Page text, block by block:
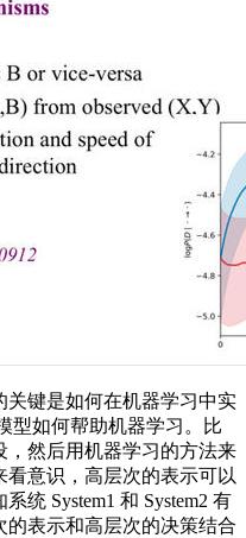
键是如何在机器学习中实
型如何帮助机器学习。比
然后用机器学习的方法来
意识，高层次的表示可以
统 System1 和 System2 有
表示和高层次的决策结合